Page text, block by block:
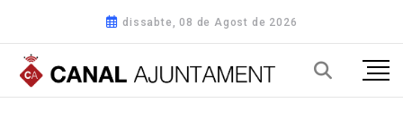
dissabte, 08 de Agost de 2026